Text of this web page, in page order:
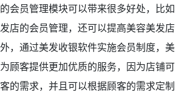
会员管理模块可以带来很多好处，比如
店的会员管理，还可以提高美容美发店
，通过美发收银软件实施会员制度，美
顾客提供更加优质的服务，因为店铺可
的需求，并且可以根据顾客的需求定制